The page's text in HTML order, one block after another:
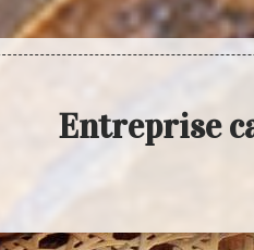
Entreprise